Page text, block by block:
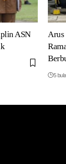
ASN
Arus
5